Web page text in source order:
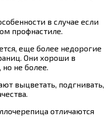
в случае если
профнастиле.
еще более недорогие
Они хороши в
не более.
выцветать, подгнивать,
отличаются